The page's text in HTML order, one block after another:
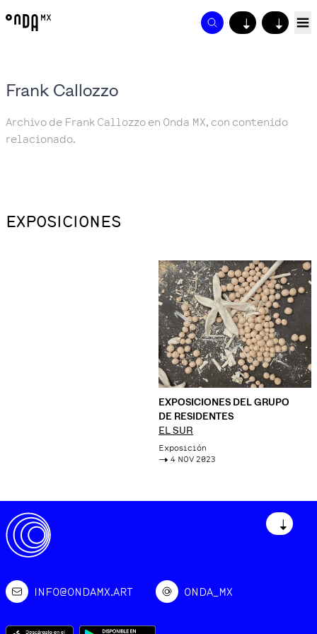
↓ ↓
Frank Callozzo
Archivo de Frank Callozzo en Onda MX, con contenido
relacionado.
EXPOSICIONES
EXPOSICIONES DEL GRUPO
DE RESIDENTES
EL SUR
Exposición
-> 4 NOV 2023
↓
INFO@ONDAMX.ART ONDA_MX